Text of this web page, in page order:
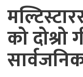
को दोश्रो